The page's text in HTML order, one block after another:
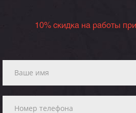
10% скидка на работы